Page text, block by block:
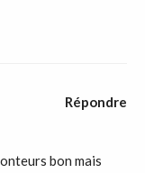
bon mais
Répondre